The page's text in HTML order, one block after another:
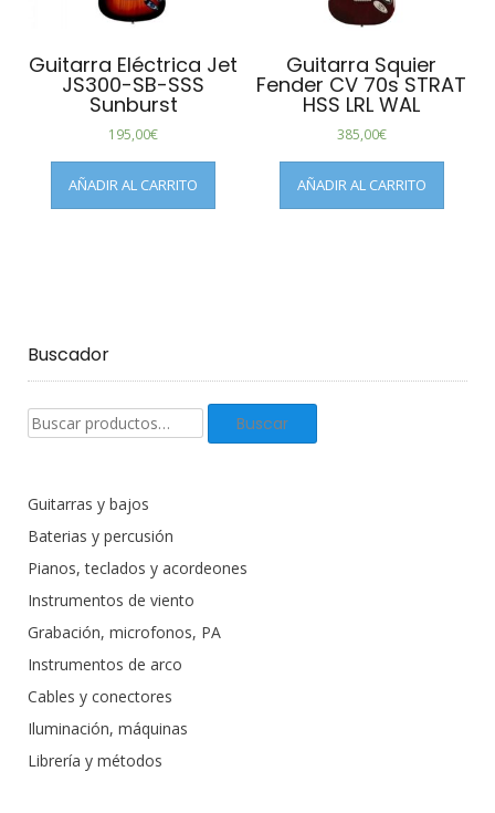
Guitarra Eléctrica Jet
JS300-SB-SSS
Sunburst
195,00€
AÑADIR AL CARRITO
Guitarra Squier
Fender CV 70s STRAT
HSS LRL WAL
385,00€
AÑADIR AL CARRITO
Buscador
Buscar
productos:
Buscar
Guitarras y bajos
Baterias y percusión
Pianos, teclados y acordeones
Instrumentos de viento
Grabación, microfonos, PA
Instrumentos de arco
Cables y conectores
Iluminación, máquinas
Librería y métodos